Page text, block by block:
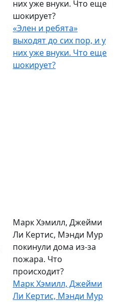
них уже внуки. Что еще
шокирует?
«Элен и ребята»
выходят до сих пор, и у
них уже внуки. Что еще
шокирует?
Марк Хэмилл, Джейми
Ли Кертис, Мэнди Мур
покинули дома из-за
пожара. Что
происходит?
Марк Хэмилл, Джейми
Ли Кертис, Мэнди Мур